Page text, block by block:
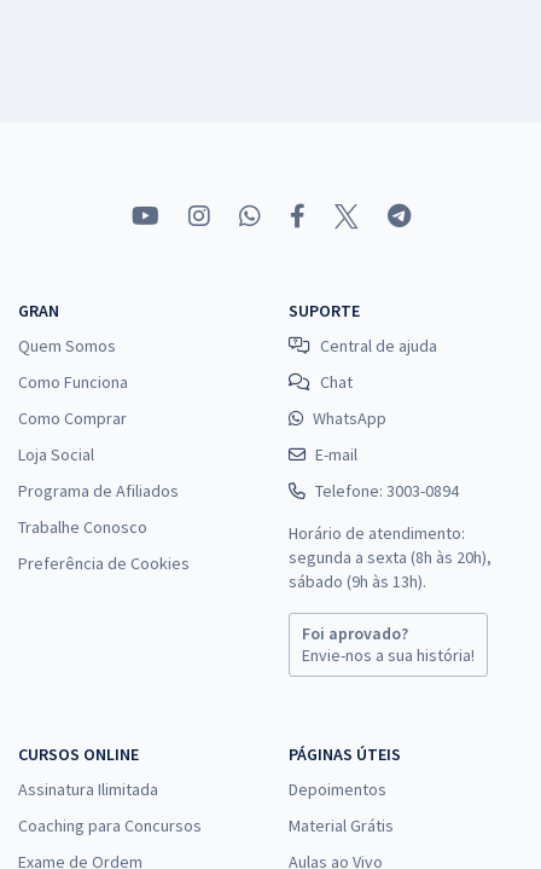
GRAN
Quem Somos
Como Funciona
Como Comprar
Loja Social
Programa de Afiliados
Trabalhe Conosco
Preferência de Cookies
SUPORTE
Central de ajuda
Chat
WhatsApp
E-mail
Telefone: 3003-0894
Horário de atendimento:
segunda a sexta (8h às 20h),
sábado (9h às 13h).
Foi aprovado?
Envie-nos a sua história!
CURSOS ONLINE
Assinatura Ilimitada
Coaching para Concursos
Exame de Ordem
PÁGINAS ÚTEIS
Depoimentos
Material Grátis
Aulas ao Vivo